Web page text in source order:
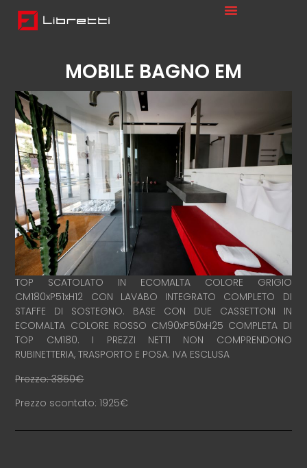
MOBILE BAGNO EM
TOP SCATOLATO IN ECOMALTA COLORE GRIGIO
CM180xP51xH12 CON LAVABO INTEGRATO COMPLETO DI
STAFFE DI SOSTEGNO. BASE CON DUE CASSETTONI IN
ECOMALTA COLORE ROSSO CM90xP50xH25 COMPLETA DI
TOP CM180. I PREZZI NETTI NON COMPRENDONO
RUBINETTERIA, TRASPORTO E POSA. IVA ESCLUSA
Prezzo: 3850€
Prezzo scontato: 1925€